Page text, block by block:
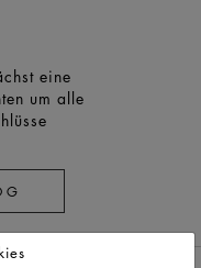
eine
um alle